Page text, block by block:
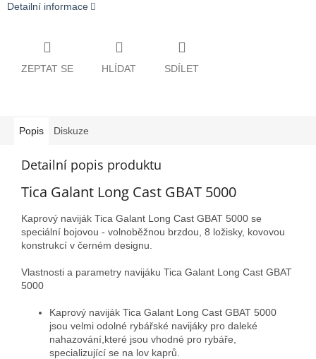
Detailní informace
ZEPTAT SE HLÍDAT SDÍLET
Popis Diskuze
Detailní popis produktu
Tica Galant Long Cast GBAT 5000
Kaprový naviják Tica Galant Long Cast GBAT 5000 se
speciální bojovou - volnoběžnou brzdou, 8 ložisky, kovovou
konstrukcí v černém designu.
Vlastnosti a parametry navijáku Tica Galant Long Cast GBAT
5000
Kaprový naviják Tica Galant Long Cast GBAT 5000
jsou velmi odolné rybářské navijáky pro daleké
nahazování,které jsou vhodné pro rybáře,
specializující se na lov kaprů.